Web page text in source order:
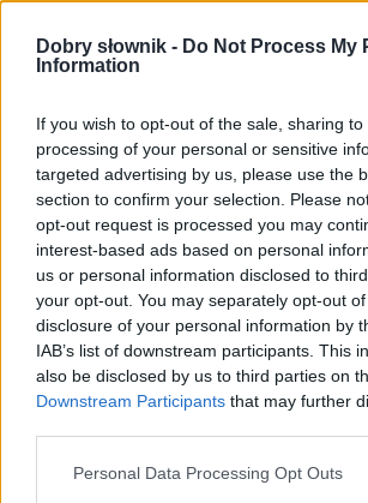
Dobry słownik - Do Not Process My
Information
If you wish to opt-out of the sale, sharing
processing of your personal or sensitive
targeted advertising by us, please use the
section to confirm your selection. Please
opt-out request is processed you may
interest-based ads based on personal
us or personal information disclosed to
your opt-out. You may separately opt-out
disclosure of your personal information by
IAB’s list of downstream participants. This
also be disclosed by us to third parties on
Downstream Participants that may further
Please note that this website/app uses one
Personal Data Processing Opt Outs
Pozostały wątpliwości? Brakuje
Zobacz, co zyskują abonenci
SPRAWDŹ
Często sprawdzane
Co za look!
To p.o. artykuł poprawnościowy
Łączliwość
Ciekawostki
algebra— A(l)rabskie zapożyczenia